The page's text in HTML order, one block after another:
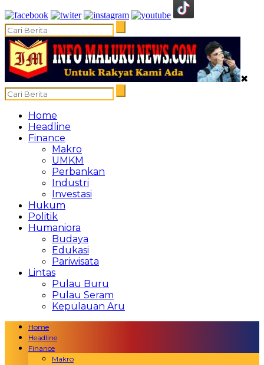
✖
Home
Headline
Finance
Makro
UMKM
Perbankan
Industri
Investasi
Hukum
Politik
Humaniora
Budaya
Edukasi
Pariwisata
Lintas
Pulau Buru
Pulau Seram
Kepulauan Aru
Home
Headline
Finance
Makro